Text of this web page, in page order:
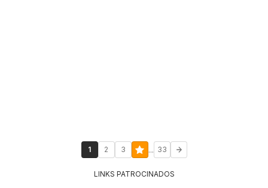
1 2 3 ... 33
LINKS PATROCINADOS